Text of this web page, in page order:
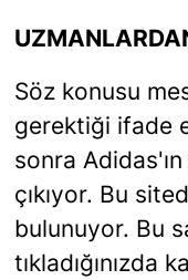
Söz konusu
gerektiği ifade
sonra
çıkıyor. Bu
bulunuyor. Bu
tıkladığınızda